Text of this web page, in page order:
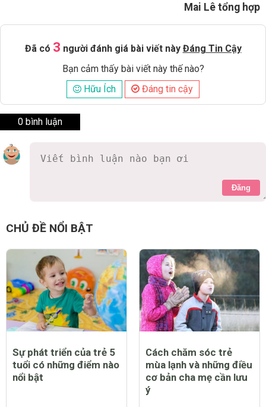
Mai Lê tổng hợp
Đã có 3 người đánh giá bài viết này Đáng Tin Cậy
Bạn cảm thấy bài viết này thế nào?
Hữu Ích
Đáng tin cậy
0 bình luận
Đăng
CHỦ ĐỀ NỔI BẬT
Sự phát triển của trẻ 5
tuổi có những điểm nào
nổi bật
Cách chăm sóc trẻ
mùa lạnh và những điều
cơ bản cha mẹ cần lưu
ý